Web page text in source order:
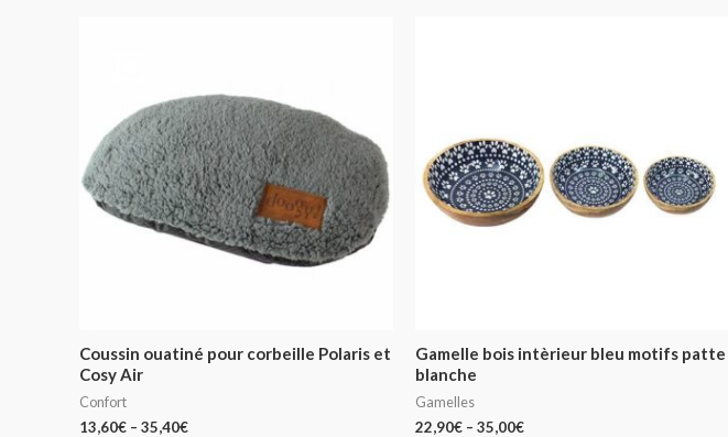
Coussin ouatiné pour corbeille Polaris et
Cosy Air
Confort
13,60€ – 35,40€
Gamelle bois intèrieur bleu motifs patte
blanche
Gamelles
22,90€ – 35,00€